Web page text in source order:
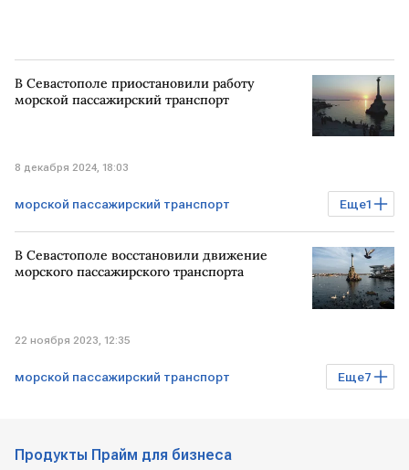
В Севастополе приостановили работу
морской пассажирский транспорт
8 декабря 2024, 18:03
Еще1
морской пассажирский транспорт
СЕВАСТОПОЛЬ
В Севастополе восстановили движение
морского пассажирского транспорта
22 ноября 2023, 12:35
Еще7
морской пассажирский транспорт
Продукты Прайм для бизнеса